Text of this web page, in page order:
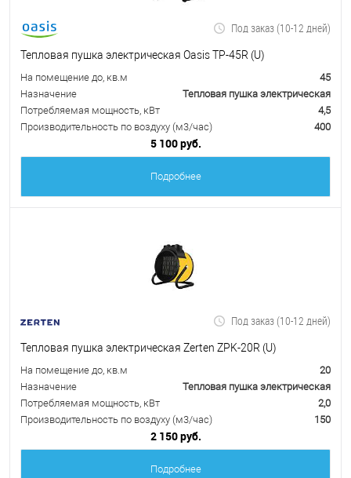
Под заказ (10-12 дней)
Тепловая пушка электрическая Oasis TP-45R (U)
На помещение до, кв.м
45
Назначение
Тепловая пушка электрическая
Потребляемая мощность, кВт
4,5
Производительность по воздуху (м3/час)
400
5 100 руб.
Подробнее
Под заказ (10-12 дней)
Тепловая пушка электрическая Zerten ZPK-20R (U)
На помещение до, кв.м
20
Назначение
Тепловая пушка электрическая
Потребляемая мощность, кВт
2,0
Производительность по воздуху (м3/час)
150
2 150 руб.
Подробнее